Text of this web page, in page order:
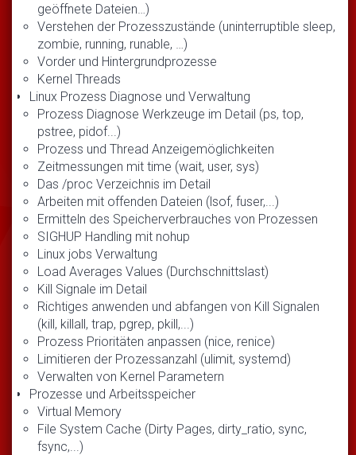
geöffnete Dateien…)
Verstehen der Prozesszustände (uninterruptible sleep,
zombie, running, runable, …)
Vorder und Hintergrundprozesse
Kernel Threads
Linux Prozess Diagnose und Verwaltung
Prozess Diagnose Werkzeuge im Detail (ps, top,
pstree, pidof...)
Prozess und Thread Anzeigemöglichkeiten
Zeitmessungen mit time (wait, user, sys)
Das /proc Verzeichnis im Detail
Arbeiten mit offenden Dateien (lsof, fuser,...)
Ermitteln des Speicherverbrauches von Prozessen
SIGHUP Handling mit nohup
Linux jobs Verwaltung
Load Averages Values (Durchschnittslast)
Kill Signale im Detail
Richtiges anwenden und abfangen von Kill Signalen
(kill, killall, trap, pgrep, pkill,...)
Prozess Prioritäten anpassen (nice, renice)
Limitieren der Prozessanzahl (ulimit, systemd)
Verwalten von Kernel Parametern
Prozesse und Arbeitsspeicher
Virtual Memory
File System Cache (Dirty Pages, dirty_ratio, sync,
fsync,...)